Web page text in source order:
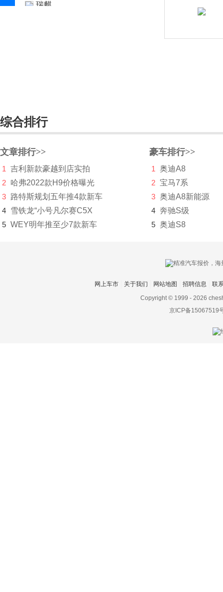
瑞麒
沙龙汽车
上汽大通MAXUS
神州
双龙
综合排行
文章排行>>
1
吉利新款豪越到店实拍
2 哈弗2022款H9价格曝光
3 路特斯规划五年推4款新车
4 雪铁龙“小号凡尔赛C5X
5 WEY明年推至少7款新车
豪车排行>>
1
奥迪A8
2 宝马7系
3 奥迪A8新能源
4 奔驰S级
5 奥迪S8
网上车市 关于我们 网站地图 招聘信息
联
Copyright © 1999 - 2026
京ICP备15067519